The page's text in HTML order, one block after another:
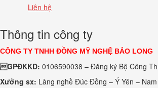
Liên hệ
Thông tin công ty
CÔNG TY TNHH ĐỒNG MỸ NGHỆ BẢO LONG
GPĐKKD: 0106590038 – Đăng ký Bộ Công
Xưởng sx: Làng nghề Đúc Đồng – Ý Yên –